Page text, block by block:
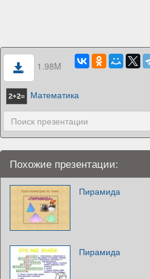
1.98M
Математика
Похожие презентации:
Пирамида
Пирамида